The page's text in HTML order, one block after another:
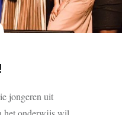
jongeren uit